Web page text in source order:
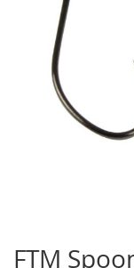
het
FTM